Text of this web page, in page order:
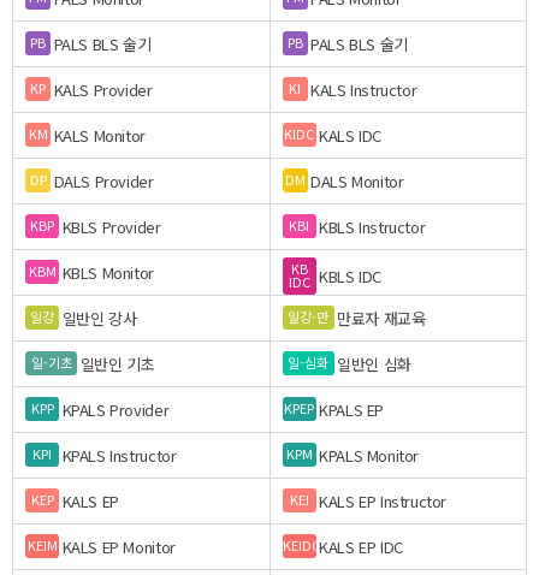
PB PALS BLS 술기 PB PALS BLS 술기
KP KALS Provider KI KALS Instructor
KM KALS Monitor KIDC KALS IDC
DP DALS Provider DM DALS Monitor
KBP KBLS Provider KBI KBLS Instructor
KBM KBLS Monitor KB
IDC KBLS IDC
일강 일반인 강사 일강-만 만료자 재교육
일-기초 일반인 기초 일-심화 일반인 심화
KPP KPALS Provider KPEP KPALS EP
KPI KPALS Instructor KPM KPALS Monitor
KEP KALS EP KEI KALS EP Instructor
KEIM KALS EP Monitor KEIDCKALS EP IDC